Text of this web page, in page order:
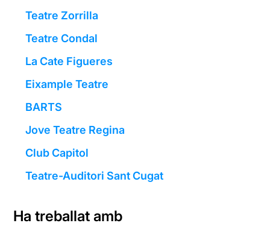
Teatre Zorrilla
Teatre Condal
La Cate Figueres
Eixample Teatre
BARTS
Jove Teatre Regina
Club Capitol
Teatre-Auditori Sant Cugat
Ha treballat amb